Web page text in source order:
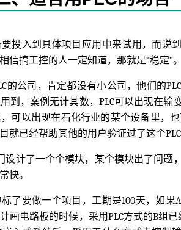
投入到具体项目应用中来试用，而说
搞工控的人一定知道，那就是“稳定”。
的公司，肯定都没有小公司，他们的
到，案例无计其数，PLC可以出现在输
可以出现在石化行业的某个设备里，
就已经帮助其他的用户验证过了这个PLC
设计了一个个模块，某个模块出了问题
快。
了要做一个项目，工期是100天，如果
画电路板的时候，采用PLC方式的B组已